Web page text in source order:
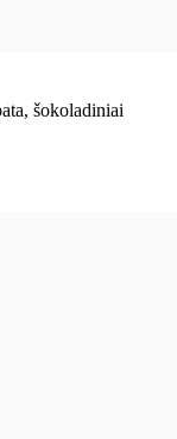
šokoladiniai